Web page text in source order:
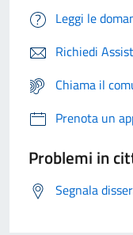
Leggi le
Richiedi
Chiama il
Prenota un
Problemi in
Segnala